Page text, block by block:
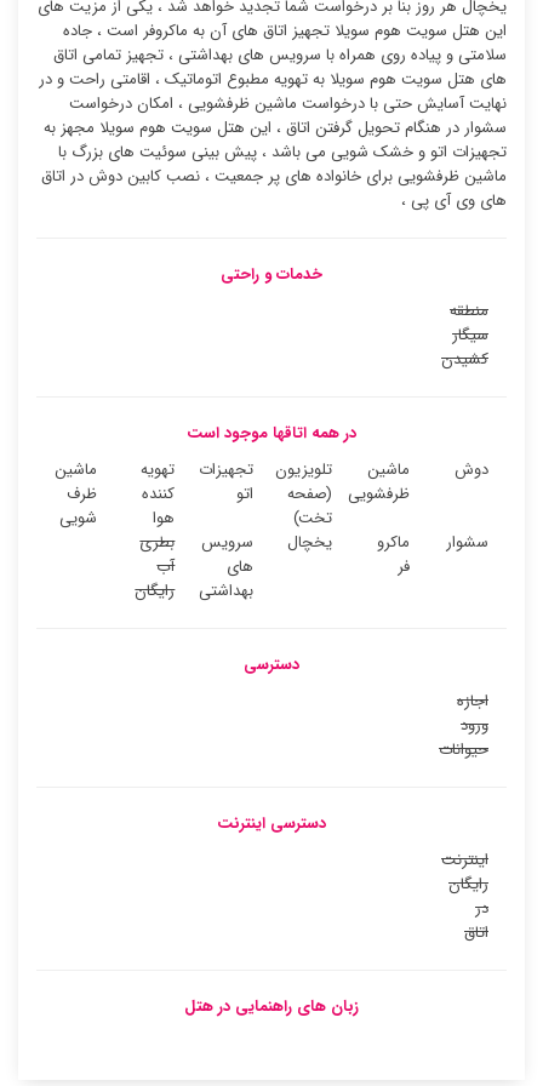
یخچال هر روز بنا بر درخواست شما تجدید خواهد شد ، یکی از مزیت های
این هتل سویت هوم سویلا تجهیز اتاق های آن به ماکروفر است ، جاده
سلامتی و پیاده روی همراه با سرویس های بهداشتی ، تجهیز تمامی اتاق
های هتل سویت هوم سویلا به تهویه مطبوع اتوماتیک ، اقامتی راحت و در
نهایت آسایش حتی با درخواست ماشین ظرفشویی ، امکان درخواست
سشوار در هنگام تحویل گرفتن اتاق ، این هتل سویت هوم سویلا مجهز به
تجهیزات اتو و خشک شویی می باشد ، پیش بینی سوئیت های بزرگ با
ماشین ظرفشویی برای خانواده های پر جمعیت ، نصب کابین دوش در اتاق
های وی آی پی ،
خدمات و راحتی
منطقه
سیگار
کشیدن
در همه اتاقها موجود است
دوش
ماشین
ظرفشویی
تلویزیون
(صفحه
تخت)
تجهیزات
اتو
تهویه
کننده
هوا
ماشین
ظرف
شویی
سشوار
ماکرو
فر
یخچال
سرویس
های
بهداشتی
بطری
آب
رایگان
دسترسی
اجازه
ورود
حیوانات
دسترسی اینترنت
اینترنت
رایگان
در
اتاق
زبان های راهنمایی در هتل